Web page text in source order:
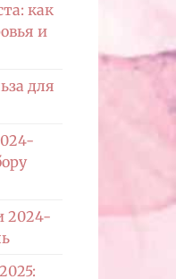
как
и
для
2024-